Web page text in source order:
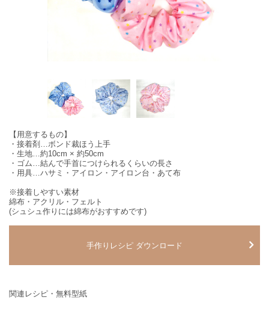
【用意するもの】
・接着剤…ボンド裁ほう上手
・生地…約10cm × 約50cm
・ゴム…結んで手首につけられるくらいの長さ
・用具…ハサミ・アイロン・アイロン台・あて布
※接着しやすい素材
綿布・アクリル・フェルト
(シュシュ作りには綿布がおすすめです)
手作りレシピ ダウンロード
関連レシピ・無料型紙